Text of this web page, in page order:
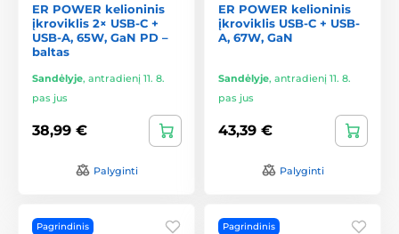
ER POWER kelioninis
įkroviklis 2× USB-C +
USB-A, 65W, GaN PD –
baltas
Sandėlyje, antradienį 11. 8.
pas jus
38,99 €
Palyginti
ER POWER kelioninis
įkroviklis USB-C + USB-
A, 67W, GaN
Sandėlyje, antradienį 11. 8.
pas jus
43,39 €
Palyginti
Pagrindinis Pagrindinis